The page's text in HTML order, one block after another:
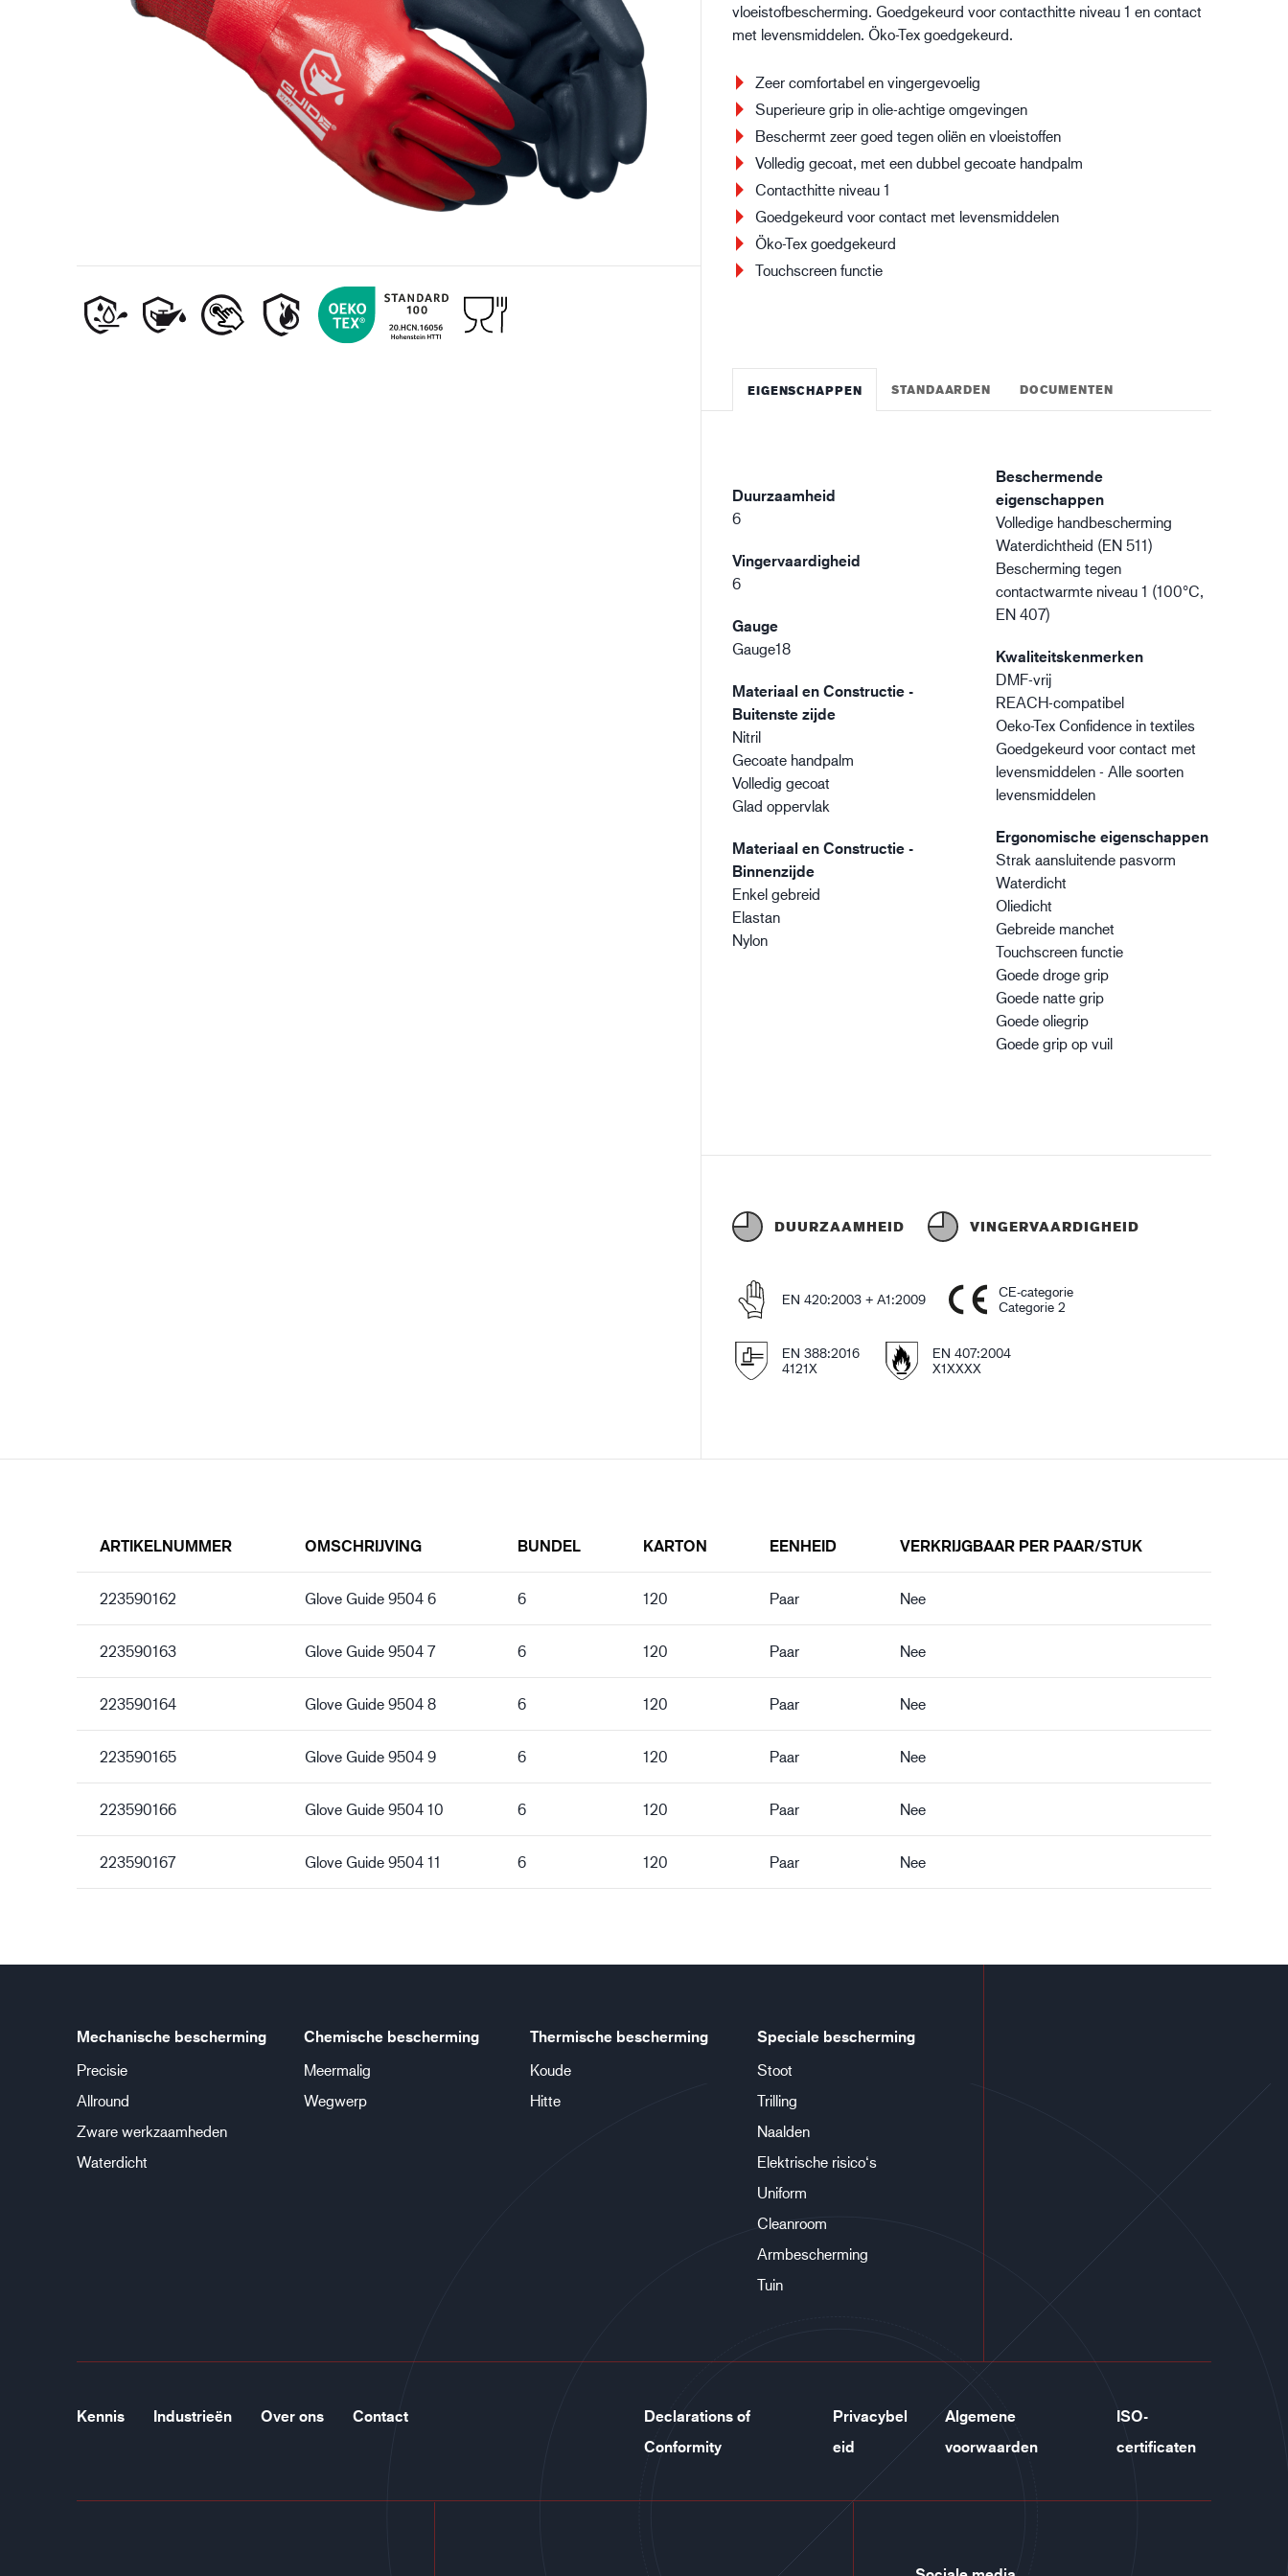
Olie- en gasindustrie Bouw en constructie Logistiek
vloeistofbescherming. Goedgekeurd voor contacthitte niveau 1 en contact
met levensmiddelen. Öko-Tex goedgekeurd.
Zeer comfortabel en vingergevoelig
Superieure grip in olie-achtige omgevingen
Beschermt zeer goed tegen oliën en vloeistoffen
Volledig gecoat, met een dubbel gecoate handpalm
Contacthitte niveau 1
Goedgekeurd voor contact met levensmiddelen
Öko-Tex goedgekeurd
Touchscreen functie
EIGENSCHAPPEN STANDAARDEN DOCUMENTEN
Duurzaamheid
6
Vingervaardigheid
6
Gauge
Gauge18
Materiaal en Constructie -
Buitenste zijde
Nitril
Gecoate handpalm
Volledig gecoat
Glad oppervlak
Materiaal en Constructie -
Binnenzijde
Enkel gebreid
Elastan
Nylon
Beschermende
eigenschappen
Volledige handbescherming
Waterdichtheid (EN 511)
Bescherming tegen
contactwarmte niveau 1 (100°C,
EN 407)
Kwaliteitskenmerken
DMF-vrij
REACH-compatibel
Oeko-Tex Confidence in textiles
Goedgekeurd voor contact met
levensmiddelen - Alle soorten
levensmiddelen
Ergonomische eigenschappen
Strak aansluitende pasvorm
Waterdicht
Oliedicht
Gebreide manchet
Touchscreen functie
Goede droge grip
Goede natte grip
Goede oliegrip
Goede grip op vuil
DUURZAAMHEID VINGERVAARDIGHEID
EN 420:2003 + A1:2009
CE-categorie
Categorie 2
EN 388:2016
4121X
EN 407:2004
X1XXXX
ARTIKELNUMMER OMSCHRIJVING BUNDEL KARTON EENHEID VERKRIJGBAAR PER PAAR/STUK
223590162 Glove Guide 9504 6 6 120 Paar Nee
223590163 Glove Guide 9504 7 6 120 Paar Nee
223590164 Glove Guide 9504 8 6 120 Paar Nee
223590165 Glove Guide 9504 9 6 120 Paar Nee
223590166 Glove Guide 9504 10 6 120 Paar Nee
223590167 Glove Guide 9504 11 6 120 Paar Nee
Mechanische bescherming
Precisie
Allround
Zware werkzaamheden
Waterdicht
Chemische bescherming
Meermalig
Wegwerp
Thermische bescherming
Koude
Hitte
Speciale bescherming
Stoot
Trilling
Naalden
Elektrische risico‘s
Uniform
Cleanroom
Armbescherming
Tuin
Kennis Industrieën Over ons Contact
Declarations of
Conformity
Privacybel
eid
Algemene
voorwaarden
ISO-
certificaten